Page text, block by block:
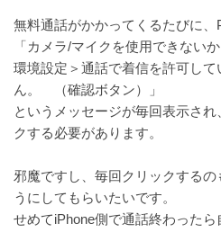
無料通話がかかってくるたびに、
「カメラ/マイクを使用できないか
環境設定＞通話で着信を許可し
ん。 （確認ボタン）」
というメッセージが毎回表示さ
クする必要があります。
邪魔ですし、毎回クリックする
うにしてもらいたいです。
せめてiPhone側で通話終わったら